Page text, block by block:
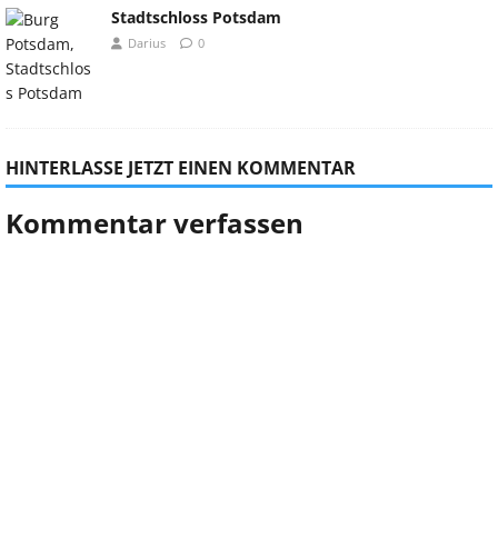
Stadtschloss Potsdam
Darius 0
HINTERLASSE JETZT EINEN KOMMENTAR
Kommentar verfassen